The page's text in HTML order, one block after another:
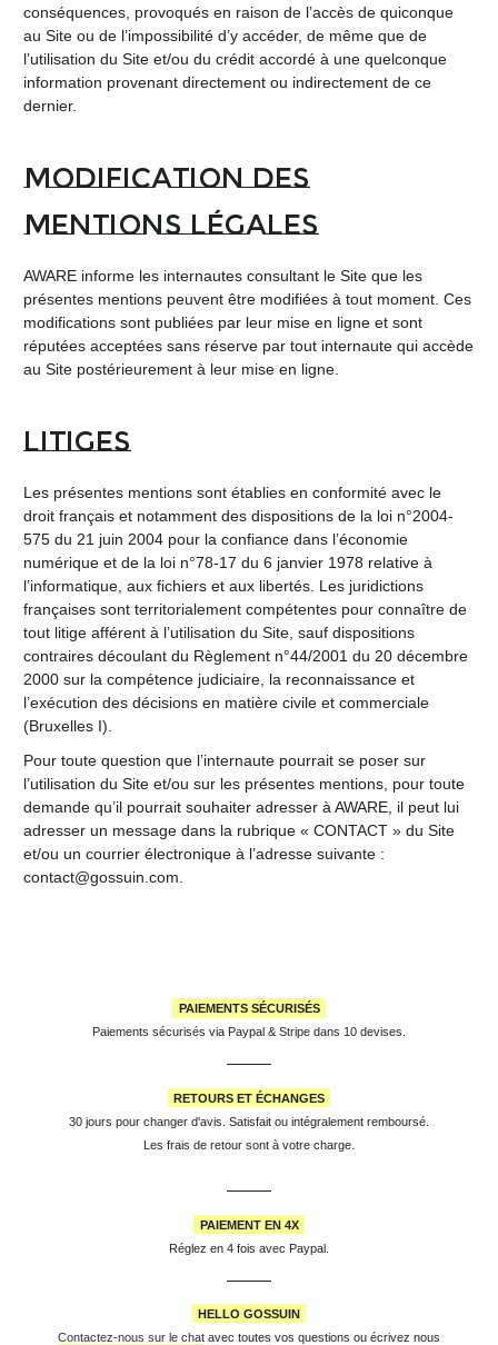
conséquences, provoqués en raison de l’accès de quiconque
au Site ou de l’impossibilité d’y accéder, de même que de
l’utilisation du Site et/ou du crédit accordé à une quelconque
information provenant directement ou indirectement de ce
dernier.
Modification des
mentions légales
AWARE informe les internautes consultant le Site que les
présentes mentions peuvent être modifiées à tout moment. Ces
modifications sont publiées par leur mise en ligne et sont
réputées acceptées sans réserve par tout internaute qui accède
au Site postérieurement à leur mise en ligne.
Litiges
Les présentes mentions sont établies en conformité avec le
droit français et notamment des dispositions de la loi n°2004-
575 du 21 juin 2004 pour la confiance dans l’économie
numérique et de la loi n°78-17 du 6 janvier 1978 relative à
l’informatique, aux fichiers et aux libertés. Les juridictions
françaises sont territorialement compétentes pour connaître de
tout litige afférent à l’utilisation du Site, sauf dispositions
contraires découlant du Règlement n°44/2001 du 20 décembre
2000 sur la compétence judiciaire, la reconnaissance et
l’exécution des décisions en matière civile et commerciale
(Bruxelles I).
Pour toute question que l’internaute pourrait se poser sur
l’utilisation du Site et/ou sur les présentes mentions, pour toute
demande qu’il pourrait souhaiter adresser à AWARE, il peut lui
adresser un message dans la rubrique « CONTACT » du Site
et/ou un courrier électronique à l’adresse suivante :
contact@gossuin.com.
PAIEMENTS SÉCURISÉS
Paiements sécurisés via Paypal & Stripe dans 10 devises.
RETOURS ET ÉCHANGES
30 jours pour changer d'avis. Satisfait ou intégralement remboursé.
Les frais de retour sont à votre charge.
PAIEMENT EN 4X
Réglez en 4 fois avec Paypal.
HELLO GOSSUIN
Contactez-nous sur le chat avec toutes vos questions ou écrivez nous